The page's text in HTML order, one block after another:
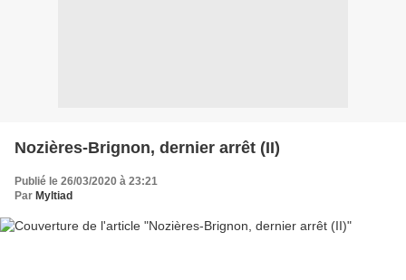
Nozières-Brignon, dernier arrêt (II)
Publié le 26/03/2020 à 23:21
Par Myltiad